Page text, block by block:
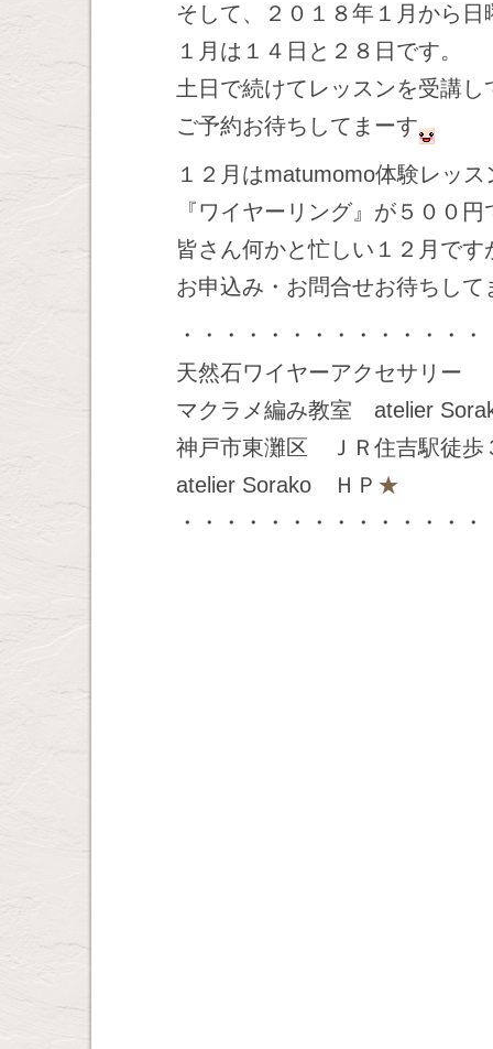
そして、２０１８年１月から
１月は１４日と２８日です。
土日で続けてレッスンを受講
ご予約お待ちしてまーす
１２月はmatumomo体験レッ
『ワイヤーリング』が５００
皆さん何かと忙しい１２月で
お申込み・お問合せお待ちして
・・・・・・・・・・・・・・
天然石ワイヤーアクセサリー
マクラメ編み教室 atelier
神戸市東灘区 ＪＲ住吉駅徒歩
atelier Sorako ＨＰ ★
・・・・・・・・・・・・・・